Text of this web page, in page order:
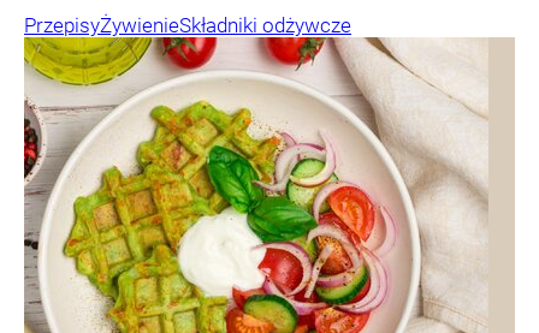
PrzepisyŻywienieSkładniki odżywcze